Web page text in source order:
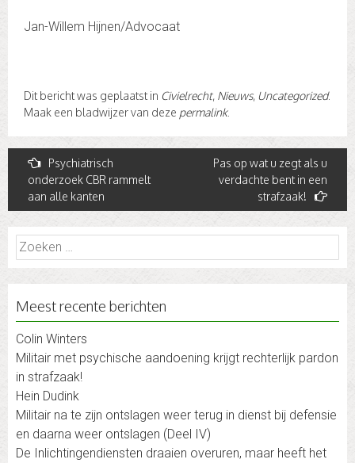
Jan-Willem Hijnen/Advocaat
Dit bericht was geplaatst in Civielrecht, Nieuws, Uncategorized.
Maak een bladwijzer van deze permalink.
Post
navigation
Psychiatrisch
onderzoek CBR rammelt
aan alle kanten
Pas op wat u zegt als u
verdachte bent in een
strafzaak!
Zoeken
naar:
Meest recente berichten
Colin Winters
Militair met psychische aandoening krijgt rechterlijk pardon
in strafzaak!
Hein Dudink
Militair na te zijn ontslagen weer terug in dienst bij defensie
en daarna weer ontslagen (Deel IV)
De Inlichtingendiensten draaien overuren, maar heeft het